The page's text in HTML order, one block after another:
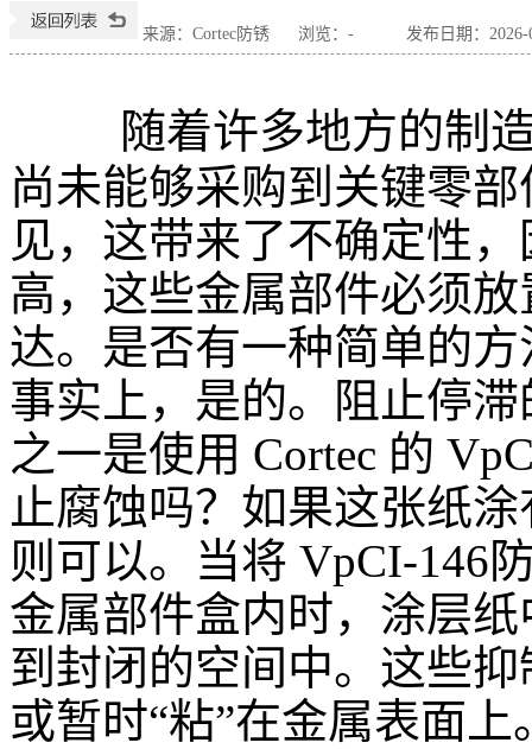
来源：Cortec防锈 浏览： - 发布日期：2026-
随着许多地方的制
尚未能够采购到关键零
见，这带来了不确定性
高，这些金属部件必须
达。是否有一种简单的
事实上，是的。阻止停
之一是使用 Cortec 的
止腐蚀吗？如果这张纸涂
则可以。当将 VpCI-146
金属部件盒内时，涂层
到封闭的空间中。这些
或暂时“粘”在金属表面上